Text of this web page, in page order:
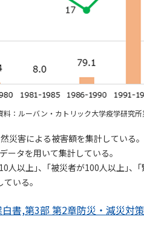
料：ルーバン・カトリック大学疫学研究
災害による被害額を集計している。
ータを用いて集計している。
人以上｣、｢被災者が100人以上｣
いる。
書,第3部 第2章防災・減災対